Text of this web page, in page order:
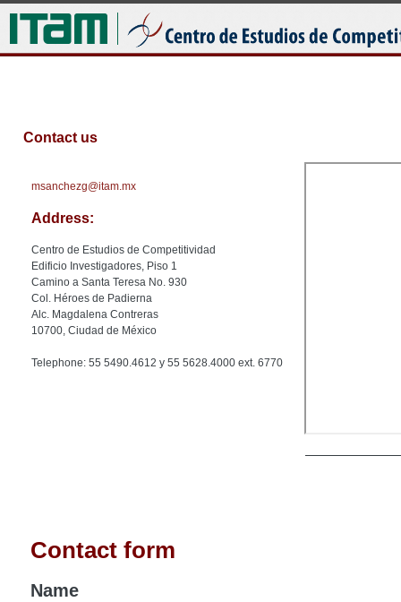
Contact us
msanchezg@itam.mx
Address:
Centro de Estudios de Competitividad
Edificio Investigadores, Piso 1
Camino a Santa Teresa No. 930
Col. Héroes de Padierna
Alc. Magdalena Contreras
10700, Ciudad de México
Telephone: 55 5490.4612 y 55 5628.4000 ext. 6770
Contact form
Name